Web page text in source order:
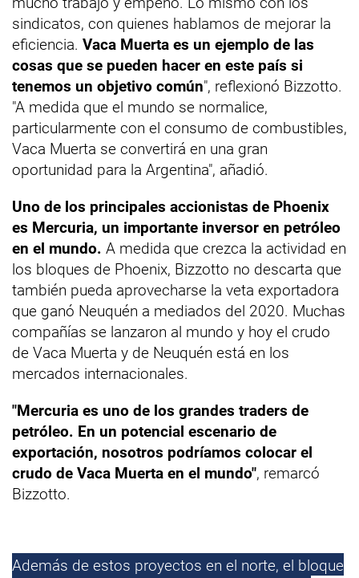
sindicatos, con quienes hablamos de mejorar la
eficiencia. Vaca Muerta es un ejemplo de las
cosas que se pueden hacer en este país si
tenemos un objetivo común", reflexionó Bizzotto.
"A medida que el mundo se normalice,
particularmente con el consumo de combustibles,
Vaca Muerta se convertirá en una gran
oportunidad para la Argentina", añadió.
Uno de los principales accionistas de Phoenix
es Mercuria, un importante inversor en petróleo
en el mundo. A medida que crezca la actividad en
los bloques de Phoenix, Bizzotto no descarta que
también pueda aprovecharse la veta exportadora
que ganó Neuquén a mediados del 2020. Muchas
compañías se lanzaron al mundo y hoy el crudo
de Vaca Muerta y de Neuquén está en los
mercados internacionales.
"Mercuria es uno de los grandes traders de
petróleo. En un potencial escenario de
exportación, nosotros podríamos colocar el
crudo de Vaca Muerta en el mundo", remarcó
Bizzotto.
Además de estos proyectos en el norte, el bloque